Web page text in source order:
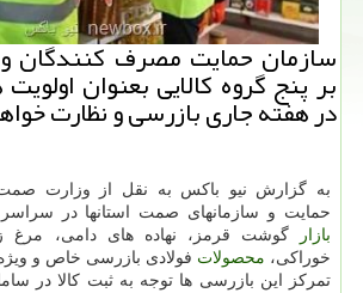
سازمان حمایت مصرف كنندگان و
بر پنج گروه كالایی بعنوان
در هفته جاری بازرسی و نظارت
به گزارش نیو باکس به نقل از وزارت
حمایت و سازمانهای صمت استانها در
بازار
گوشت قرمز، نهاده های دامی، مرغ
خوراکی، محصولات فولادی بازرسی خاص و
تمرکز این بازرسی ها توجه به ثبت کالا در